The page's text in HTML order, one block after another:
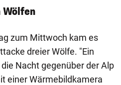
zum Mittwoch kam es
dreier Wölfe. "Ein
Nacht gegenüber der Alp
einer Wärmebildkamera